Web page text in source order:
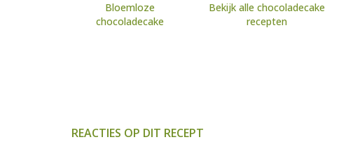
Bloemloze
chocoladecake
Bekijk alle chocoladecake
recepten
REACTIES OP DIT RECEPT